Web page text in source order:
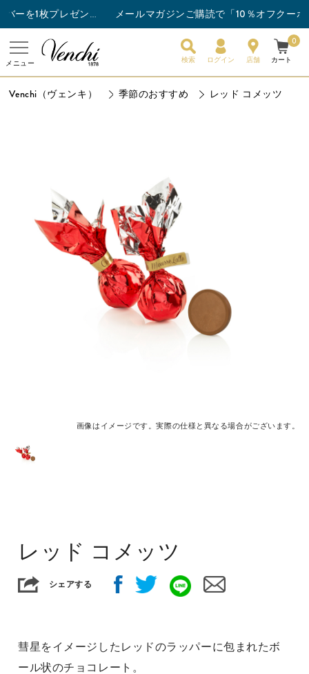
チョコレートバー3枚以上ご購入でスナックバーを1枚プレゼント！ メールマガジンご購読で「10％オフクーポン
メニュー 検索 ログイン 店舗 カート
0
Venchi（ヴェンキ） 季節のおすすめ レッド コメッツ
画像はイメージです。実際の仕様と異なる場合がございます。
レッド コメッツ
シェアする
彗星をイメージしたレッドのラッパーに包まれたボ
ール状のチョコレート。